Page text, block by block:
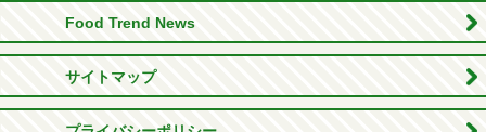
Food Trend News
サイトマップ